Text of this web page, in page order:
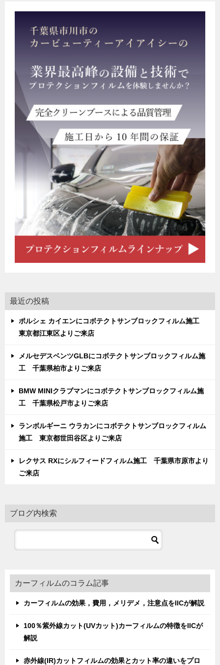
最近の投稿
ポルシェ カイエンにコボテクトサンブロックフィルム施工
東京都江東区よりご来店
メルセデスベンツGLBにコボテクトサンブロックフィルム施
工 千葉県柏市よりご来店
BMW MINIクラブマンにコボテクトサンブロックフィルム施
工 千葉県松戸市よりご来店
ランボルギーニ ウラカンにコボテクトサンブロックフィルム
施工 東京都世田谷区よりご来店
レクサス RXにシルフィードフィルム施工 千葉県市原市より
ご来店
ブログ内検索
カーフィルムのコラム記事
カーフィルムの効果，費用，メリデメ，注意点をIICが解説
100％紫外線カット(UVカット)カーフィルムの特徴をIICが
解説
赤外線(IR)カットフィルムの効果とカット率の違いをプロ